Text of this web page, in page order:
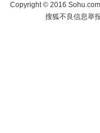
Copyright©2016
搜狐不良信息举